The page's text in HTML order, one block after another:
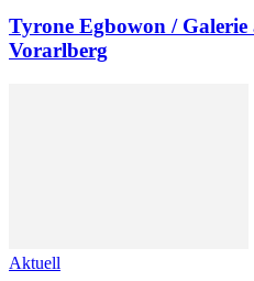
Tyrone Egbowon /
Vorarlberg
Aktuell